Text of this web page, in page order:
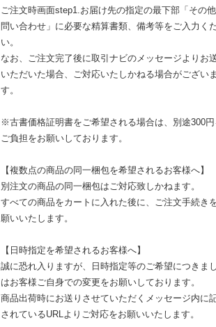
ご注文時画面step1.お届け先の指定の最下部「その
問い合わせ」に必要な精算書類、備考等をご入力く
い。
なお、ご注文完了後に取引ナビのメッセージよりお
いただいた場合、ご対応いたしかねる場合がござい
す。
※古書価格証明書をご希望される場合は、別途300
ご負担をお願いしております。
【複数点の商品の同一梱包を希望されるお客様へ】
別注文の商品の同一梱包はご対応致しかねます。
すべての商品をカートに入れた後に、ご注文手続き
願いいたします。
【日時指定を希望されるお客様へ】
誠に恐れ入りますが、日時指定等のご希望につきま
はお客様ご自身での変更をお願いしております。
商品出荷時にお送りさせていただくメッセージ内に
されているURLよりご対応をお願いいたします。